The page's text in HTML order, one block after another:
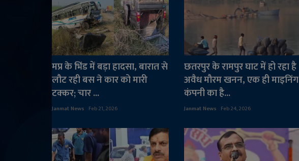
मप्र के भिंड में बड़ा हादसा, बारात से
लौट रही बस ने कार को मारी
टक्कर; चार ...
Janmat News Feb 21, 2026
छतरपुर के रामपुर घाट में हो रहा है
अवैध मौरम खनन, एक ही माइनिंग
कंपनी का है...
Janmat News Feb 24, 2026